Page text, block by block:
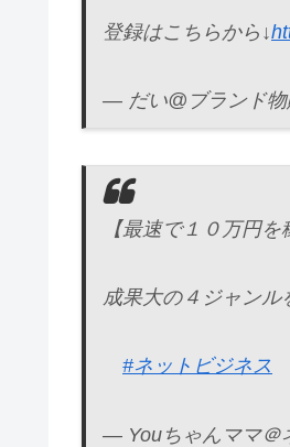
登録はこちらから↓
— だい@ブランド物
【最速で１０万円を
成果大の４ジャンル
#ネットビジネス
— Youちゃんママ＠